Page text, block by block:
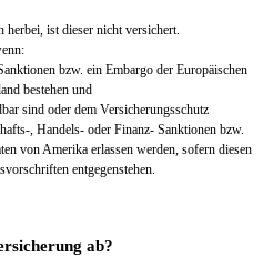
ist dieser nicht versichert.
bzw. ein Embargo der Europäischen
bestehen und
sind oder dem Versicherungsschutz
, Handels- oder Finanz- Sanktionen bzw.
von Amerika erlassen werden, sofern diesen
entgegenstehen.
ab?